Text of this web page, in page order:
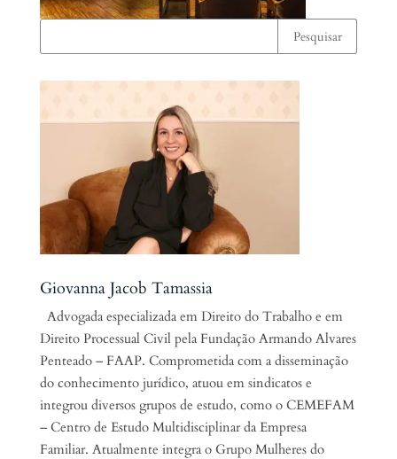
Giovanna Jacob Tamassia
Advogada especializada em Direito do Trabalho e em
Direito Processual Civil pela Fundação Armando Alvares
Penteado – FAAP. Comprometida com a disseminação
do conhecimento jurídico, atuou em sindicatos e
integrou diversos grupos de estudo, como o CEMEFAM
– Centro de Estudo Multidisciplinar da Empresa
Familiar. Atualmente integra o Grupo Mulheres do